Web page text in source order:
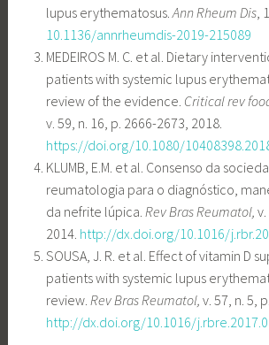
lupus erythematosus. Ann Rheum Dis,
10.1136/annrheumdis-2019-215089
MEDEIROS M. C. et al. Dietary
patients with systemic lupus
review of the evidence. Critical rev
v. 59, n. 16, p. 2666-2673, 2018.
https://doi.org/10.1080/
KLUMB, E.M. et al. Consenso da
reumatologia para o diagnóstico,
da nefrite lúpica. Rev Bras Reumatol,
2014. http://dx.doi.org/10.1016/
SOUSA, J. R. et al. Effect of vitamin D
patients with systemic lupus
review. Rev Bras Reumatol, v. 57, n. 5,
http://dx.doi.org/10.1016/